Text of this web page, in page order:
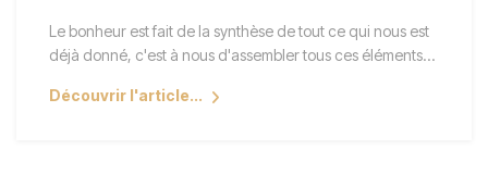
Le bonheur est fait de la synthèse de tout ce qui nous est
déjà donné, c'est à nous d'assembler tous ces éléments…
Découvrir l'article...